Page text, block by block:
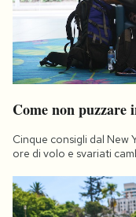
Come non puzzare
Cinque consigli dal New
ore di volo e svariati